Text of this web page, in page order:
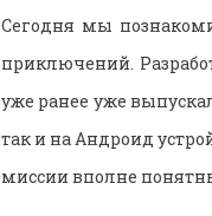
Сегодня мы
приключений.
уже ранее уже
так и на Андроид
миссии вполне